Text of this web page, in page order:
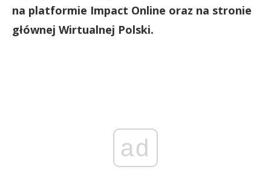
na platformie Impact Online oraz na stronie
głównej Wirtualnej Polski.
ad